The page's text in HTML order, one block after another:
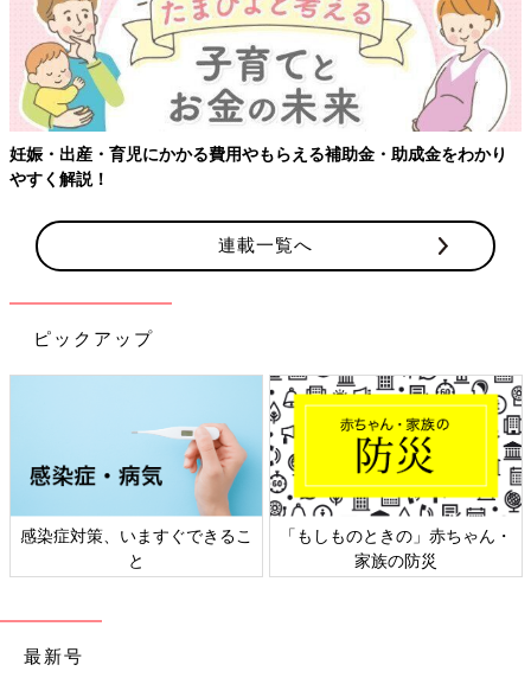
妊娠・出産・育児にかかる費用やもらえる補助金・助成金をわかり
やすく解説！
連載一覧へ
ピックアップ
感染症対策、いますぐできるこ
と
「もしものときの」赤ちゃん・
家族の防災
最新号